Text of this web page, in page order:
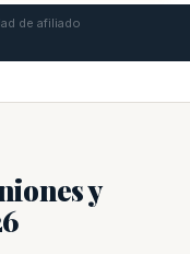
de afiliado
y